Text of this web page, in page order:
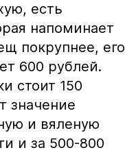
есть
напоминает
покрупнее, его
600 рублей.
стоит 150
значение
и вяленую
и за 500-800